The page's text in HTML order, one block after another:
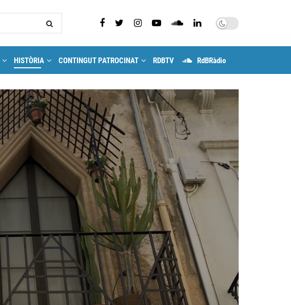
HISTÒRIA CONTINGUT PATROCINAT RDBTV RdBRàdio